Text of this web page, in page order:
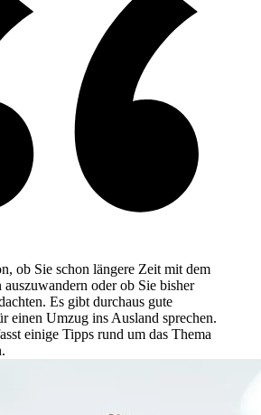
ob Sie schon längere Zeit mit dem
auszuwandern oder ob Sie bisher
Es gibt durchaus gute
einen Umzug ins Ausland sprechen.
einige Tipps rund um das Thema